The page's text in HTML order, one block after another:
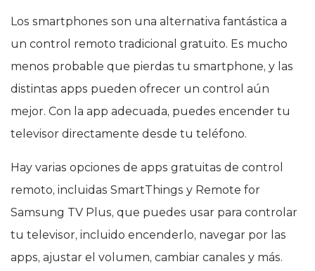
Los smartphones son una alternativa fantástica a
un control remoto tradicional gratuito. Es mucho
menos probable que pierdas tu smartphone, y las
distintas apps pueden ofrecer un control aún
mejor. Con la app adecuada, puedes encender tu
televisor directamente desde tu teléfono.
Hay varias opciones de apps gratuitas de control
remoto, incluidas SmartThings y Remote for
Samsung TV Plus, que puedes usar para controlar
tu televisor, incluido encenderlo, navegar por las
apps, ajustar el volumen, cambiar canales y más.